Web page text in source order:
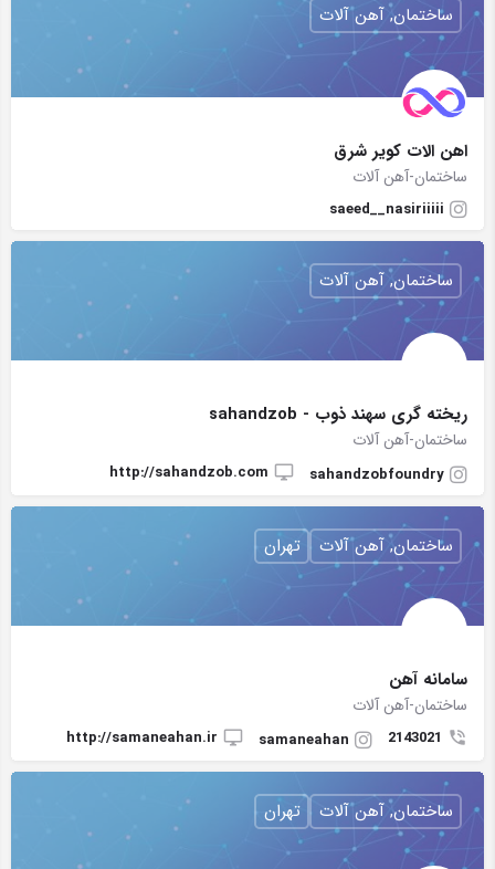
اهن الات كوير شرق
ساختمان-آهن آلات
saeed__nasiriiiii
ساختمان, آهن آلات
ریخته گری سهند ذوب - sahandzob
ساختمان-آهن آلات
sahandzobfoundry
http://sahandzob.com
ساختمان, آهن آلات
سامانه آهن
ساختمان-آهن آلات
2143021
samaneahan
http://samaneahan.ir
ساختمان, آهن آلات تهران
ساختمان, آهن آلات تهران